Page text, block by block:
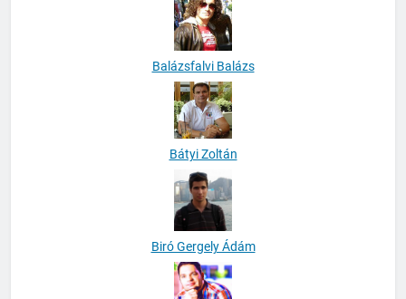
Balázsfalvi Balázs
Bátyi Zoltán
Biró Gergely Ádám